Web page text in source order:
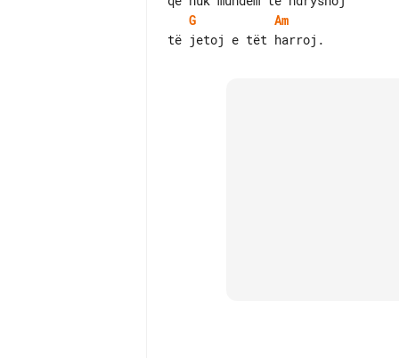
G
Am